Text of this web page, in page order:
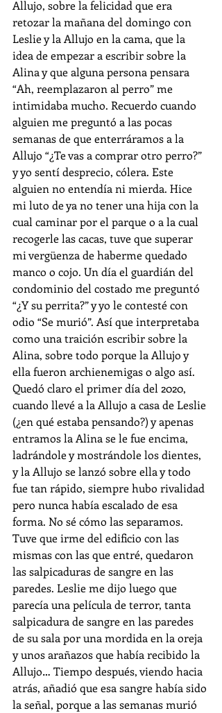
Allujo, sobre la felicidad que era
retozar la mañana del domingo con
Leslie y la Allujo en la cama, que la
idea de empezar a escribir sobre la
Alina y que alguna persona pensara
“Ah, reemplazaron al perro” me
intimidaba mucho. Recuerdo cuando
alguien me preguntó a las pocas
semanas de que enterráramos a la
Allujo “¿Te vas a comprar otro perro?”
y yo sentí desprecio, cólera. Este
alguien no entendía ni mierda. Hice
mi luto de ya no tener una hija con la
cual caminar por el parque o a la cual
recogerle las cacas, tuve que superar
mi vergüenza de haberme quedado
manco o cojo. Un día el guardián del
condominio del costado me preguntó
“¿Y su perrita?” y yo le contesté con
odio “Se murió”. Así que interpretaba
como una traición escribir sobre la
Alina, sobre todo porque la Allujo y
ella fueron archienemigas o algo así.
Quedó claro el primer día del 2020,
cuando llevé a la Allujo a casa de Leslie
(¿en qué estaba pensando?) y apenas
entramos la Alina se le fue encima,
ladrándole y mostrándole los dientes,
y la Allujo se lanzó sobre ella y todo
fue tan rápido, siempre hubo rivalidad
pero nunca había escalado de esa
forma. No sé cómo las separamos.
Tuve que irme del edificio con las
mismas con las que entré, quedaron
las salpicaduras de sangre en las
paredes. Leslie me dijo luego que
parecía una película de terror, tanta
salpicadura de sangre en las paredes
de su sala por una mordida en la oreja
y unos arañazos que había recibido la
Allujo… Tiempo después, viendo hacia
atrás, añadió que esa sangre había sido
la señal, porque a las semanas murió